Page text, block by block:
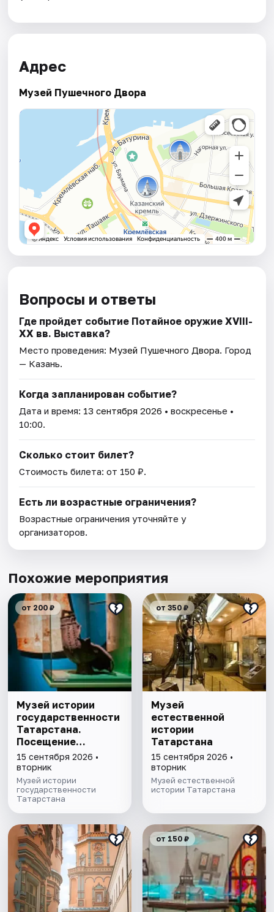
Адрес
Музей Пушечного Двора
Вопросы и ответы
Где пройдет событие Потайное оружие XVIII-
XX вв. Выставка?
Место проведения: Музей Пушечного Двора. Город
— Казань.
Когда запланирован событие?
Дата и время: 13 сентября 2026 • воскресенье •
10:00.
Сколько стоит билет?
Стоимость билета: от 150 ₽.
Есть ли возрастные ограничения?
Возрастные ограничения уточняйте у
организаторов.
Похожие мероприятия
от 200 ₽
Музей истории
государственности
Татарстана.
Посещение
выставочного зала
и экспозиции
15 сентября 2026 •
вторник
Музей истории
государственности
Татарстана
от 350 ₽
Музей
естественной
истории
Татарстана
15 сентября 2026 •
вторник
Музей естественной
истории Татарстана
от 150 ₽